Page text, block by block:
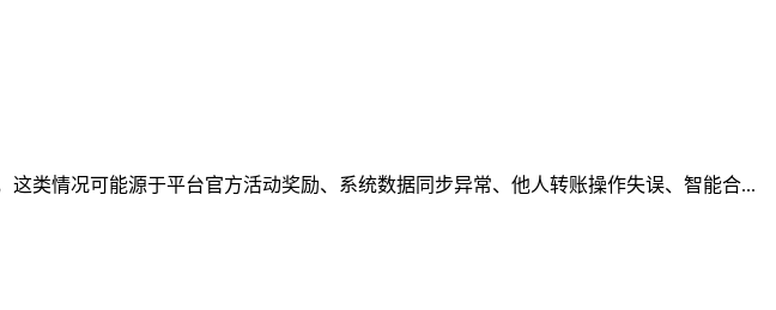
类情况可能源于平台官方活动奖励、系统数据同步异常、他人转账操作失误、智能合...